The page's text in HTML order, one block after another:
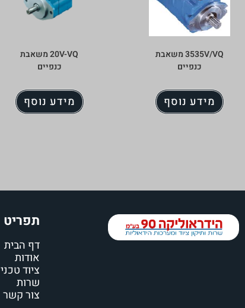
3535V/VQ משאבת
כנפיים
מידע נוסף
20V-VQ משאבת
כנפיים
מידע נוסף
תפריט
דף הבית
אודות
ציוד טכני
שרות
צור קשר